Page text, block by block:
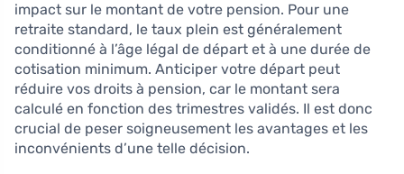
impact sur le montant de votre pension. Pour une
retraite standard, le taux plein est généralement
conditionné à l’âge légal de départ et à une durée de
cotisation minimum. Anticiper votre départ peut
réduire vos droits à pension, car le montant sera
calculé en fonction des trimestres validés. Il est donc
crucial de peser soigneusement les avantages et les
inconvénients d’une telle décision.